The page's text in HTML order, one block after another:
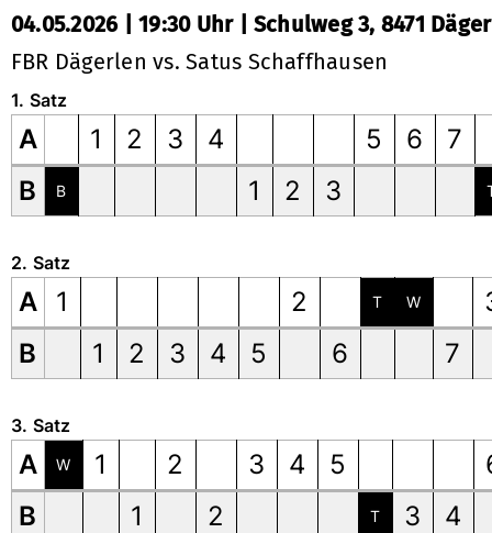
04.05.2026 | 19:30 Uhr | Schulweg 3, 8471
FBR Dägerlen vs. Satus Schaffhausen
1. Satz
A 1 2 3 4 5 6
7
B
B 1 2 3
2. Satz
A 1 2 T W
B
1 2 3 4 5 6 7
3. Satz
A W 1 2 3 4 5
B
1 2 T 3 4